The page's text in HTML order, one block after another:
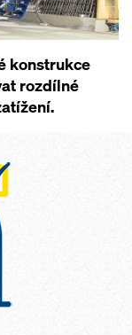
konstrukce
rozdílné